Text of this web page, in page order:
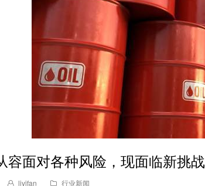
容面对各种风险，现面临新挑战
liyifan 行业新闻